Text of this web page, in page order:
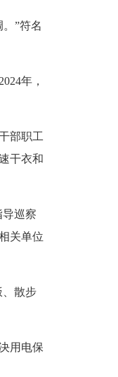
”符名
年，
部职工
干衣和
巡察
关单位
、散步
用电保